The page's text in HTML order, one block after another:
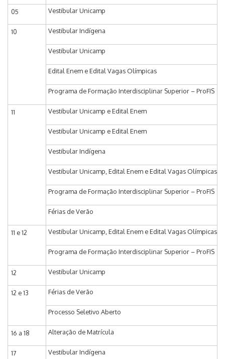
05 Vestibular Unicamp
10 Vestibular Indígena
Vestibular Unicamp
Edital Enem e Edital Vagas Olímpicas
Programa de Formação Interdisciplinar Superior – ProFIS
11 Vestibular Unicamp e Edital Enem
Vestibular Unicamp e Edital Enem
Vestibular Indígena
Vestibular Unicamp, Edital Enem e Edital Vagas Olímpicas
Programa de Formação Interdisciplinar Superior – ProFIS
Férias de Verão
11 e 12 Vestibular Unicamp, Edital Enem e Edital Vagas Olímpicas
Programa de Formação Interdisciplinar Superior – ProFIS
12 Vestibular Unicamp
12 e 13 Férias de Verão
Processo Seletivo Aberto
16 a 18 Alteração de Matrícula
17 Vestibular Indígena